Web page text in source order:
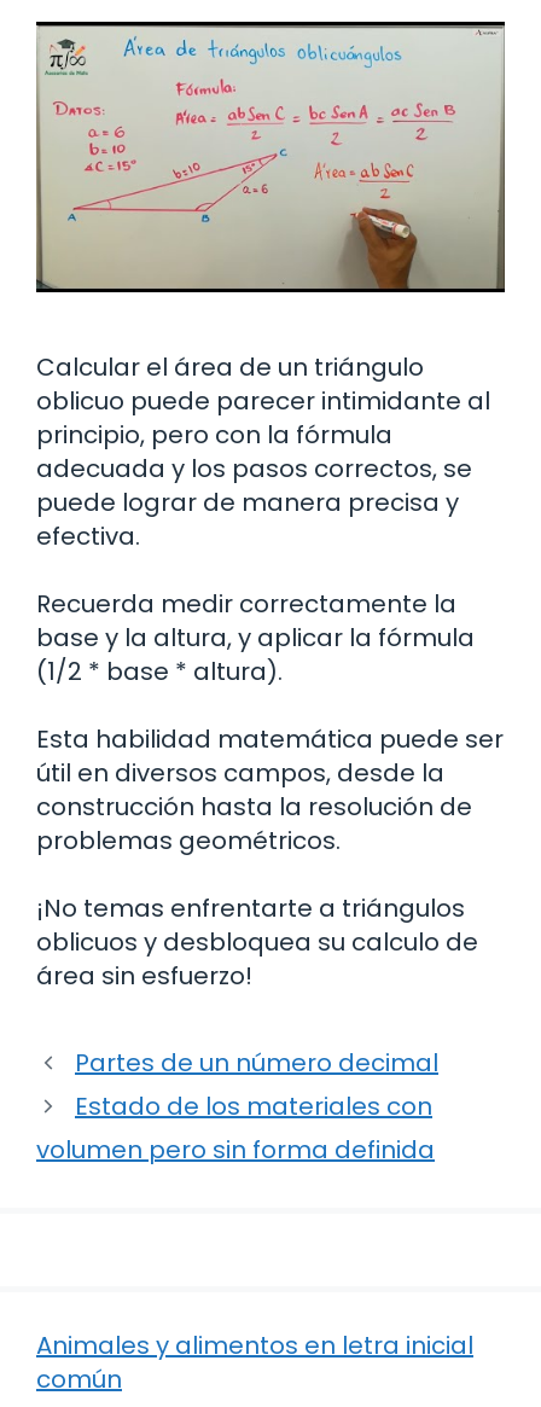
Calcular el área de un triángulo
oblicuo puede parecer intimidante al
principio, pero con la fórmula
adecuada y los pasos correctos, se
puede lograr de manera precisa y
efectiva.
Recuerda medir correctamente la
base y la altura, y aplicar la fórmula
(1/2 * base * altura).
Esta habilidad matemática puede ser
útil en diversos campos, desde la
construcción hasta la resolución de
problemas geométricos.
¡No temas enfrentarte a triángulos
oblicuos y desbloquea su calculo de
área sin esfuerzo!
Partes de un número decimal
Estado de los materiales con
volumen pero sin forma definida
Animales y alimentos en letra inicial
común